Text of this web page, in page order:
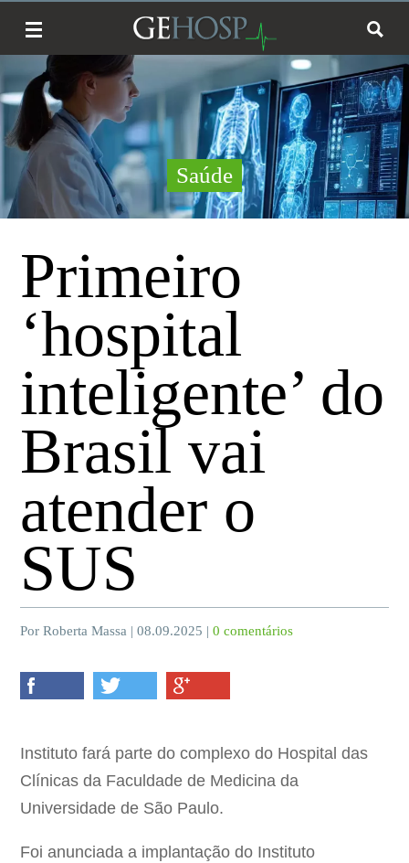
Saúde
Primeiro
‘hospital
inteligente’ do
Brasil vai
atender o
SUS
Por Roberta Massa | 08.09.2025 |0 comentários
Instituto fará parte do complexo do Hospital das
Clínicas da Faculdade de Medicina da
Universidade de São Paulo.
Foi anunciada a implantação do Instituto